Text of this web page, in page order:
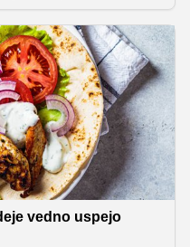
ampak tudi vrhunske
za ravnotežje,
nečesa
malo drugače. Naj bo
pekli" in več na "kaj
vedno uspejo